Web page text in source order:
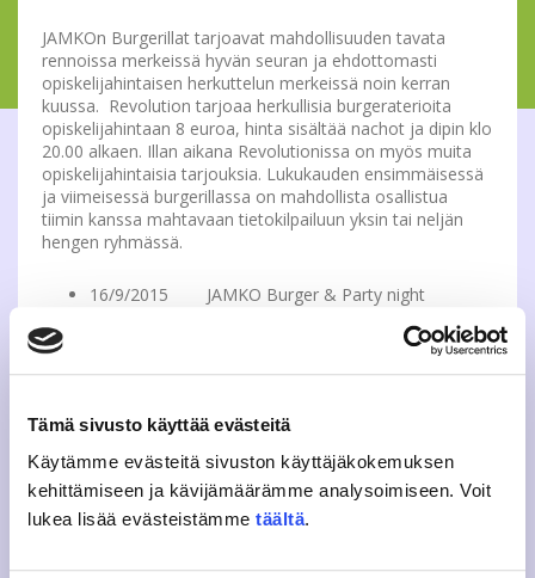
Tämä sivusto käyttää evästeitä
Käytämme evästeitä sivuston käyttäjäkokemuksen
kehittämiseen ja kävijämäärämme analysoimiseen. Voit
lukea lisää evästeistämme täältä.
JAMKOn Burgerillat tarjoavat mahdollisuuden tavata
rennoissa merkeissä hyvän seuran ja ehdottomasti
opiskelijahintaisen herkuttelun merkeissä noin kerran
kuussa. Revolution tarjoaa herkullisia burgeraterioita
opiskelijahintaan 8 euroa, hinta sisältää nachot ja dipin klo
20.00 alkaen. Illan aikana Revolutionissa on myös muita
opiskelijahintaisia tarjouksia. Lukukauden ensimmäisessä
ja viimeisessä burgerillassa on mahdollista osallistua
tiimin kanssa mahtavaan tietokilpailuun yksin tai neljän
hengen ryhmässä.
16/9/2015 JAMKO Burger & Party night
Burger&Party Nighteja, jolloin ilta jatkuu Freetimessä
huikeilla jatkoilla! Freetimessä on ohjelmassa hauskoja
kilpailuita ja tietovisan voittajien julkistaminen. Iltoihin
kuuluu tietenkin myös pukeutuminen teeman mukaan!
Syksyn viimeinen ilta 16.12. on Gender Bender-ilta,